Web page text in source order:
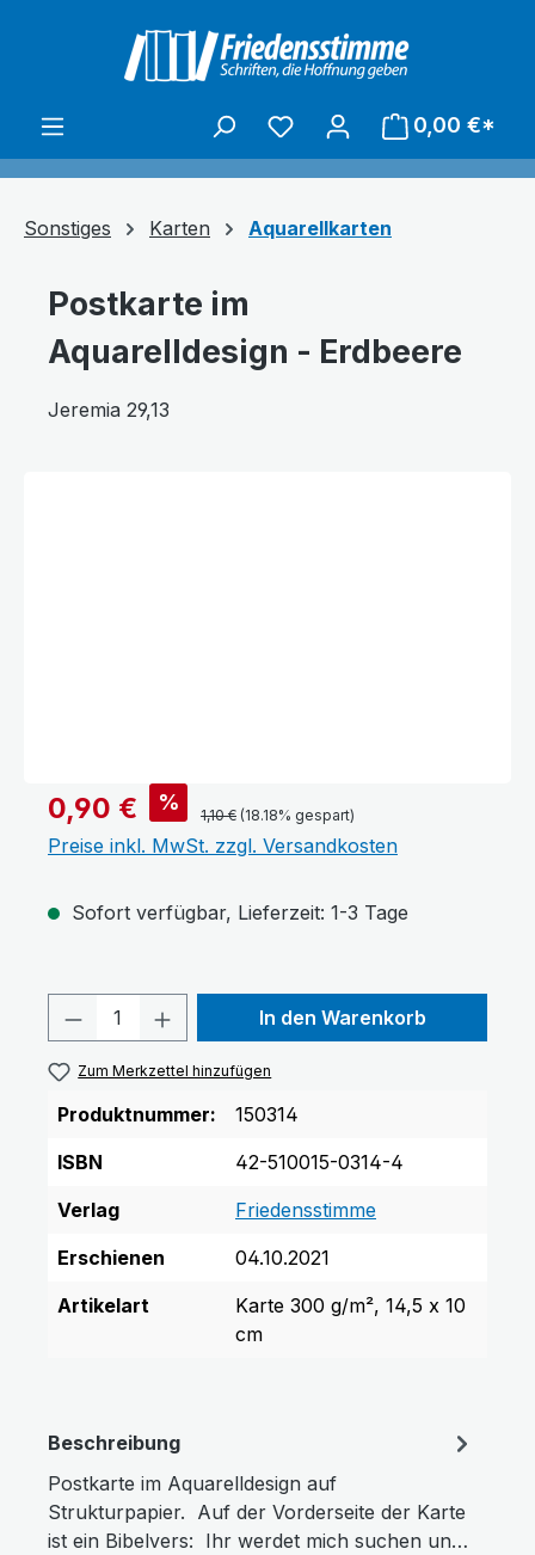
0,00 €*
Sonstiges Karten Aquarellkarten
Postkarte im
Aquarelldesign - Erdbeere
Jeremia 29,13
0,90 € %
1,10 € (18.18% gespart)
Preise inkl. MwSt. zzgl. Versandkosten
Sofort verfügbar, Lieferzeit: 1-3 Tage
Produkt Anzahl: Gib den
In den Warenkorb
Zum Merkzettel hinzufügen
Produktnummer:
150314
ISBN
42-510015-0314-4
Verlag
Friedensstimme
Erschienen
04.10.2021
Artikelart
Karte 300 g/m², 14,5 x 10
cm
Beschreibung
Postkarte im Aquarelldesign auf
Strukturpapier. Auf der Vorderseite der Karte
ist ein Bibelvers: Ihr werdet mich suchen un…